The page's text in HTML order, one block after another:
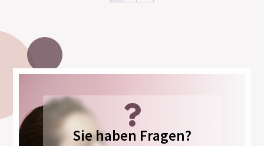

Sie haben Fragen?